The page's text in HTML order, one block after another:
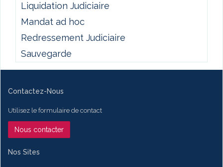
Liquidation Judiciaire
Mandat ad hoc
Redressement Judiciaire
Sauvegarde
Contactez-Nous
Utilisez le formulaire de contact
Nous contacter
Nos Sites